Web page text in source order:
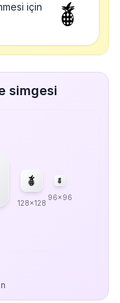
için
simgesi
128x128
96x96